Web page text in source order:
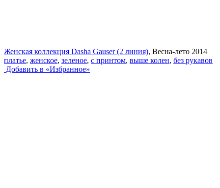
Женская коллекция Dasha Gauser (2 линия), Весна-лето 2014
платье, женское, зеленое, с принтом, выше колен, без рукавов
Добавить в «Избранное»